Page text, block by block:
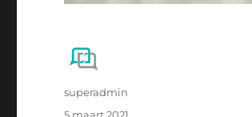
Auteur
superadmin
Geplaatst
5 maart 2021